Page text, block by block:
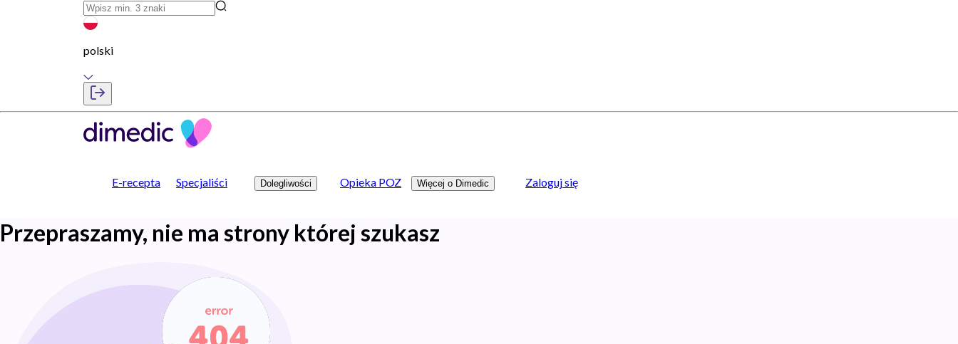
polski
E-recepta Specjaliści Dolegliwości Opieka POZ Więcej o Dimedic Zaloguj się
Przepraszamy, nie ma strony której szukasz